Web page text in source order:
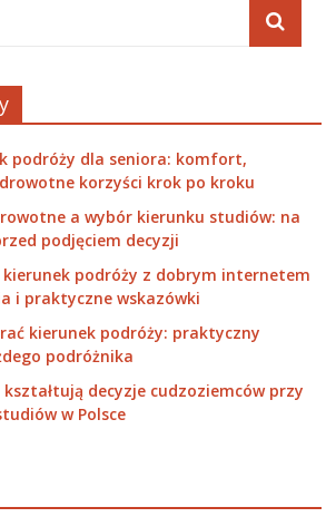
podróży dla seniora: komfort,
korzyści krok po kroku
a wybór kierunku studiów: na
podjęciem decyzji
kierunek podróży z dobrym internetem
i praktyczne wskazówki
kierunek podróży: praktyczny
podróżnika
decyzje cudzoziemców przy
w Polsce